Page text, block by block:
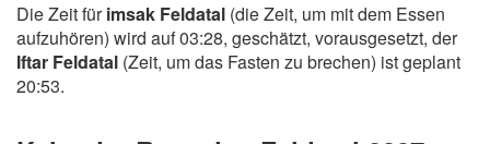
Die Zeit fürimsak Feldatal (die Zeit, um mit dem Essen
aufzuhören) wird auf 03:28, geschätzt, vorausgesetzt, der
Iftar Feldatal (Zeit, um das Fasten zu brechen) ist geplant
20:53.